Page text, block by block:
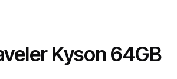
Kyson 64GB